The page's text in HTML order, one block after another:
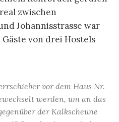
zwischen
Johannisstrasse war
von drei Hostels
vor dem Haus Nr.
werden, um an das
der Kalkscheune